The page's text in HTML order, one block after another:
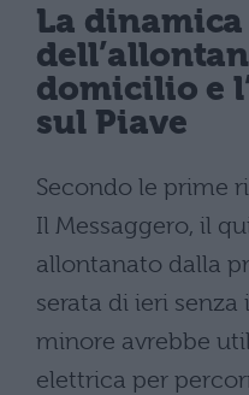
La dinamica
domicilio e
sul Piave
Secondo le prime
Il Messaggero, il
allontanato dalla
serata di ieri
minore avrebbe
elettrica per